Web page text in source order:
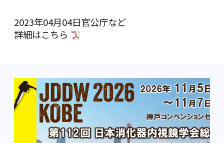
2023年04月04日官公庁など
詳細はこちら